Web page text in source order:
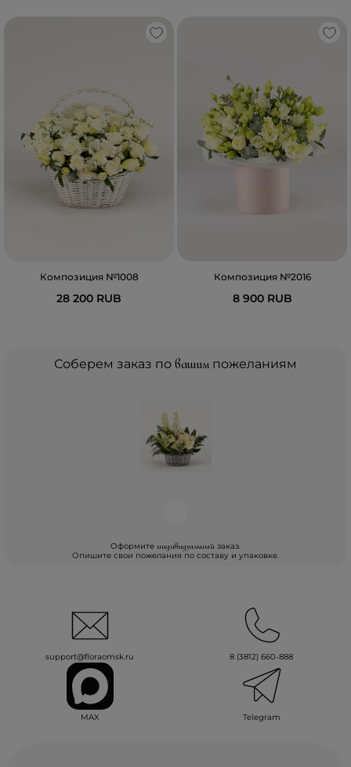
Композиция №1008
28 200 RUB
Композиция №2016
8 900 RUB
Соберем заказ по вашим пожеланиям
Оформите индивидуальный заказ.
Опишите свои пожелания по составу и упаковке.
support@floraomsk.ru 8 (3812) 660-888
MAX Telegram